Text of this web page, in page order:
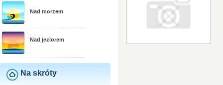
Nad morzem
Nad jeziorem
Na skróty